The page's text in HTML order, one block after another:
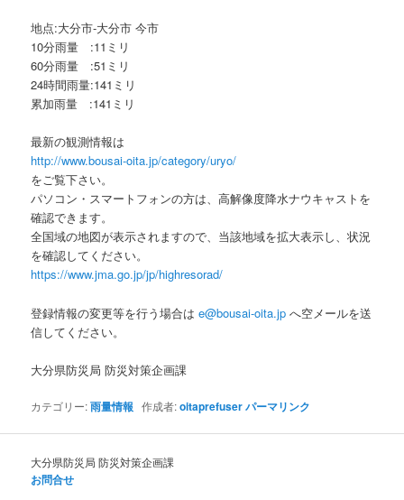
地点:大分市-大分市 今市
10分雨量 :11ミリ
60分雨量 :51ミリ
24時間雨量:141ミリ
累加雨量 :141ミリ
最新の観測情報は
http://www.bousai-oita.jp/category/uryo/
をご覧下さい。
パソコン・スマートフォンの方は、高解像度降水ナウキャストを
確認できます。
全国域の地図が表示されますので、当該地域を拡大表示し、状況
を確認してください。
https://www.jma.go.jp/jp/highresorad/
登録情報の変更等を行う場合はe@bousai-oita.jp へ空メールを送
信してください。
大分県防災局 防災対策企画課
カテゴリー:雨量情報 作成者:oitaprefuserパーマリンク
大分県防災局 防災対策企画課
お問合せ